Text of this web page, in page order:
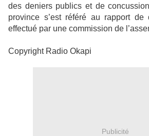
des deniers publics et de
province s’est référé au rapport de
effectué par une commission de
Copyright Radio Okapi
Publicité